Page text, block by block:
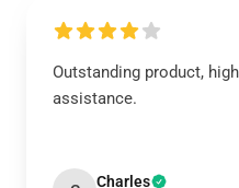
Outstanding product,
assistance.
Charles